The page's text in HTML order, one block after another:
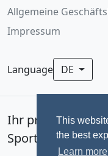
This
the best
Learn more
Allgemeine
Impressum
Language DE
Ihr
Sportevents seit